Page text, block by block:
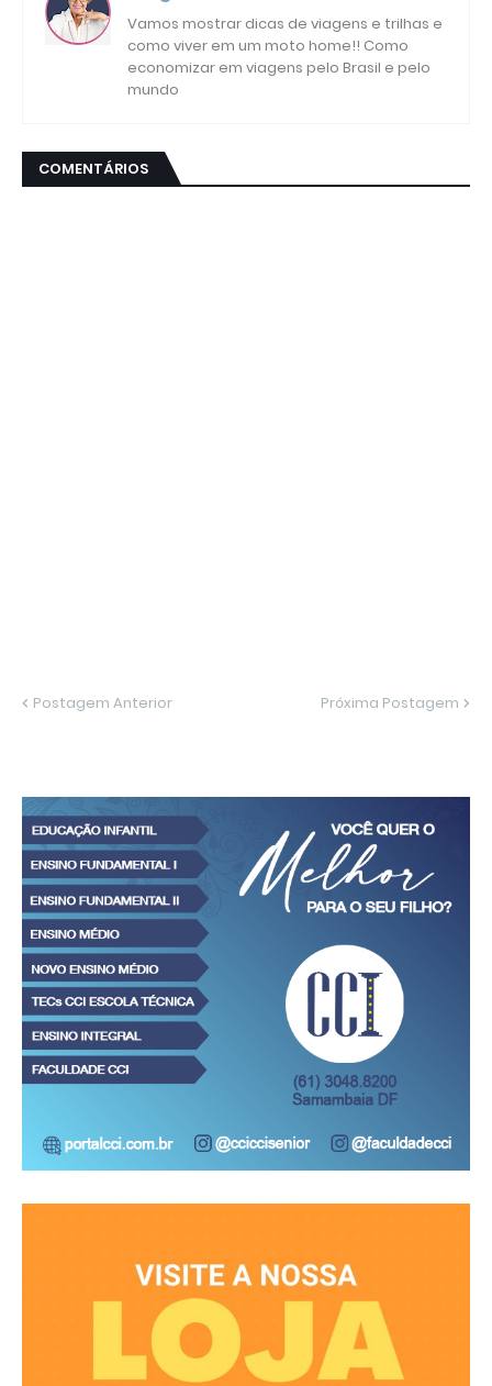
Vamos mostrar dicas de viagens e trilhas e
como viver em um moto home!! Como
economizar em viagens pelo Brasil e pelo
mundo
COMENTÁRIOS
Postagem Anterior Próxima Postagem